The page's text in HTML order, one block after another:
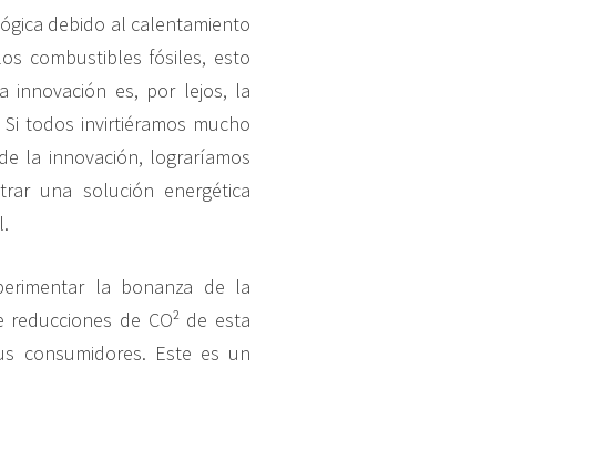
debido al calentamiento
combustibles fósiles, esto
innovación es, por lejos, la
todos invirtiéramos mucho
la innovación, lograríamos
una solución energética
la bonanza de la
de CO² de esta
consumidores. Este es un